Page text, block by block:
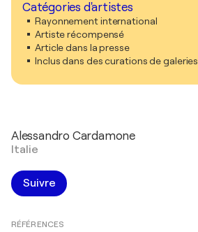
Catégories d'artistes
Rayonnement international
Artiste récompensé
Article dans la presse
Inclus dans des curations de
Alessandro Cardamone
Italie
Suivre
RÉFÉRENCES